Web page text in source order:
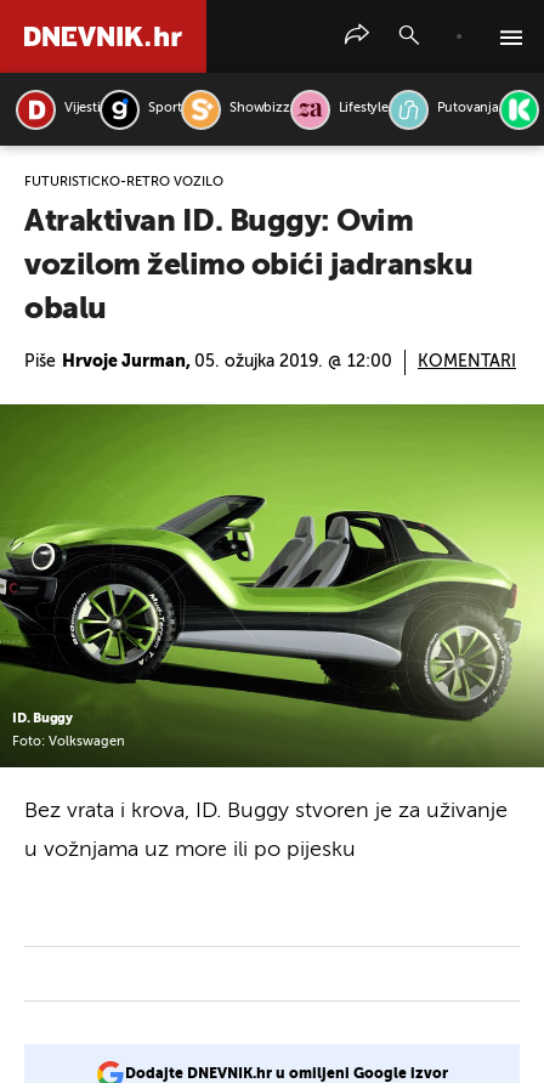
Vijesti Sport Showbizz Lifestyle Putovanja
FUTURISTIČKO-RETRO VOZILO
Atraktivan ID. Buggy: Ovim
vozilom želimo obići jadransku
obalu
Piše Hrvoje Jurman, 05. ožujka 2019. @ 12:00 KOMENTARI
ID. Buggy
Foto: Volkswagen
Bez vrata i krova, ID. Buggy stvoren je za uživanje
u vožnjama uz more ili po pijesku
Dodajte DNEVNIK.hr u omiljeni Google izvor
PRETRAŽITE VIJESTI